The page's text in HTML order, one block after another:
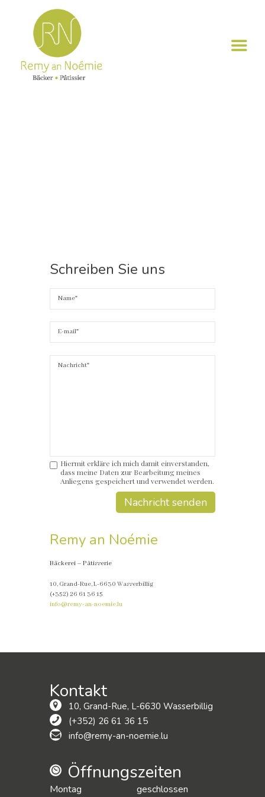
Schreiben Sie uns
Hiermit erkläre ich mich damit einverstanden,
dass meine Daten zur Bearbeitung meines
Anliegens gespeichert und verwendet werden.
Remy an Noémie
Bäckerei – Pâtisserie
10, Grand-Rue, L-6630 Wasserbillig
(+352) 26 61 36 15
info@remy-an-noemie.lu
Kontakt
10, Grand-Rue, L-6630 Wasserbillig
(+352) 26 61 36 15
info@remy-an-noemie.lu
Öffnungszeiten
Montag
geschlossen